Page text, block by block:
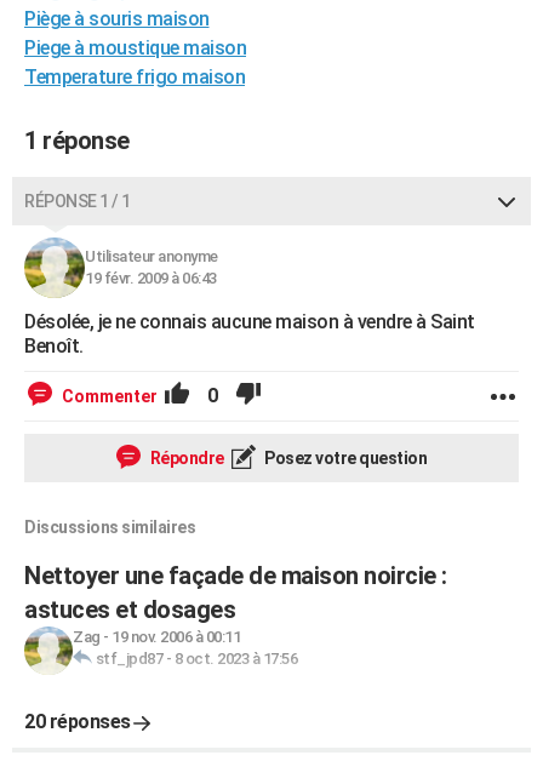
GUIDES D'ACHAT
CARTE DE VOEUX
Carte de Noël
Carte Bonne année
Carte Saint-Valentin
Carte Pâques
Carte d'anniversaire
DICTIONNAIRE
Dictionnaire
Biographies
Citations
Expressions
Proverbes
PROGRAMME TV
COPAINS D'AVANT
S'inscrire
Se connecter
Lycées
Collèges
Primaires
Universités
Entreprises
Service militaire
Avis de recherche
AVIS DE DÉCÈS
FORUM
Piège à souris maison
Piege à moustique maison
Temperature frigo maison
1 réponse
RÉPONSE 1 / 1
Utilisateur anonyme
19 févr. 2009 à 06:43
Désolée, je ne connais aucune maison à vendre à Saint
Benoît.
Commenter 0
Répondre Posez votre question
Discussions similaires
Nettoyer une façade de maison noircie :
astuces et dosages
Zag - 19 nov. 2006 à 00:11
stf_jpd87- 8 oct. 2023 à 17:56
20 réponses